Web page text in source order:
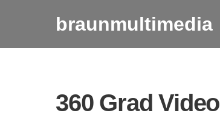
braunmultimedia
360 Grad Video